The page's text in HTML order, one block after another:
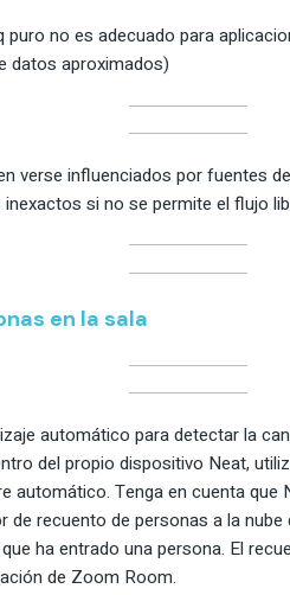
puro no es adecuado para
datos aproximados)
verse influenciados por fuentes
si no se permite el flujo
en la sala
automático para detectar la
del propio dispositivo Neat,
automático. Tenga en cuenta
de recuento de personas a la
ha entrado una persona. El
de Zoom Room.